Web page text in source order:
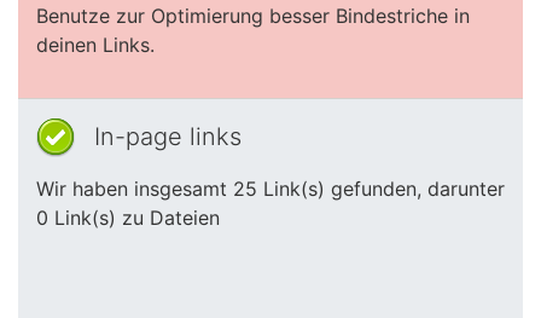
Benutze zur Optimierung besser Bindestriche in
deinen Links.
In-page links
Wir haben insgesamt 25 Link(s) gefunden, darunter
0 Link(s) zu Dateien